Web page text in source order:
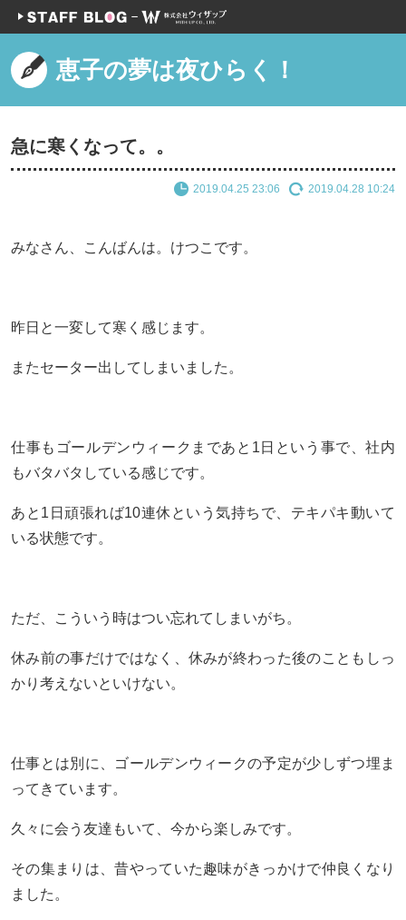
恵子の夢は夜ひらく！
急に寒くなって。。
2019.04.25 23:06 2019.04.28 10:24
みなさん、こんばんは。けつこです。
昨日と一変して寒く感じます。
またセーター出してしまいました。
仕事もゴールデンウィークまであと1日という事で、社内
もバタバタしている感じです。
あと1日頑張れば10連休という気持ちで、テキパキ動いて
いる状態です。
ただ、こういう時はつい忘れてしまいがち。
休み前の事だけではなく、休みが終わった後のこともしっ
かり考えないといけない。
仕事とは別に、ゴールデンウィークの予定が少しずつ埋ま
ってきています。
久々に会う友達もいて、今から楽しみです。
その集まりは、昔やっていた趣味がきっかけで仲良くなり
ました。